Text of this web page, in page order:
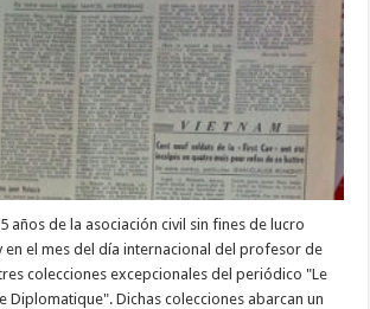
años de la asociación civil sin fines de lucro
en el mes del día internacional del profesor de
colecciones excepcionales del periódico "Le
Diplomatique". Dichas colecciones abarcan un